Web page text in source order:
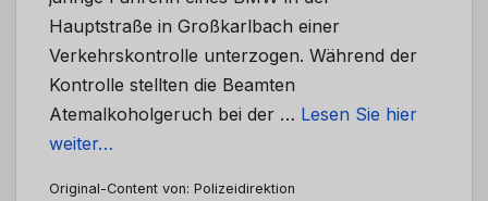
Hauptstraße in Großkarlbach einer
Verkehrskontrolle unterzogen. Während der
Kontrolle stellten die Beamten
Atemalkoholgeruch bei der … Lesen Sie hier
weiter…
Original-Content von: Polizeidirektion